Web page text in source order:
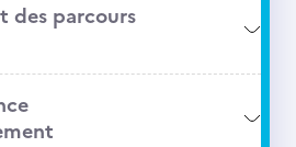
des parcours